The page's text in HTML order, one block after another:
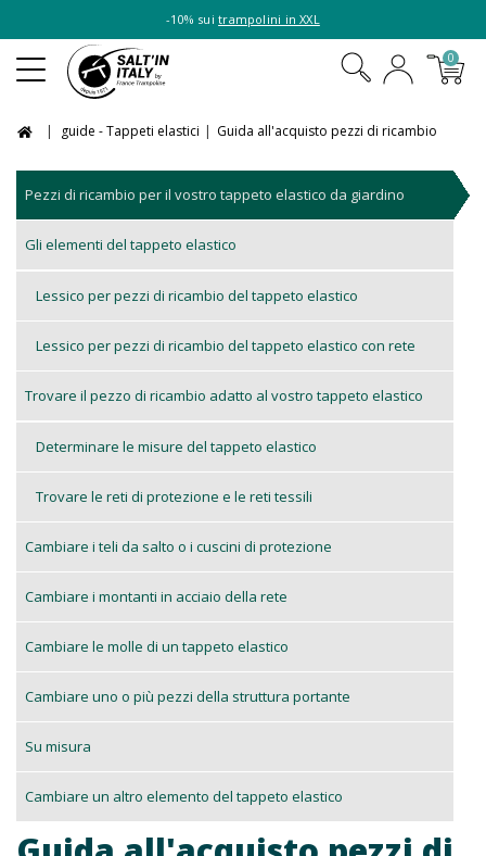
-10% suitrampolini in XXL
0
guide - Tappeti elastici Guida all'acquisto pezzi di ricambio
Pezzi di ricambio per il vostro tappeto elastico da giardino
Gli elementi del tappeto elastico
Lessico per pezzi di ricambio del tappeto elastico
Lessico per pezzi di ricambio del tappeto elastico con rete
Trovare il pezzo di ricambio adatto al vostro tappeto elastico
Determinare le misure del tappeto elastico
Trovare le reti di protezione e le reti tessili
Cambiare i teli da salto o i cuscini di protezione
Cambiare i montanti in acciaio della rete
Cambiare le molle di un tappeto elastico
Cambiare uno o più pezzi della struttura portante
Su misura
Cambiare un altro elemento del tappeto elastico